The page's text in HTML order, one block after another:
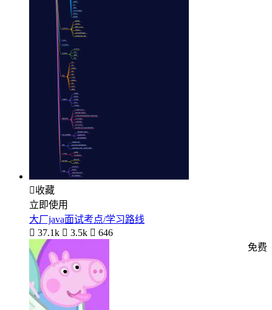
收藏
立即使用
大厂java面试考点/学习路线
 37.1k  3.5k  646
免费